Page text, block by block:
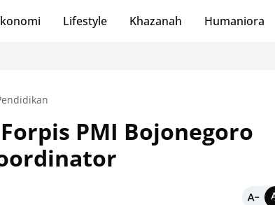
Lifestyle Khazanah Humaniora
PMI Bojonegoro